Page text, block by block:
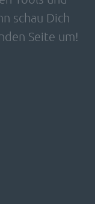
schau Dich
Seite um!